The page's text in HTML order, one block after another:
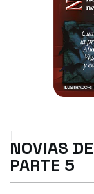
|
NOVIAS
PARTE 5